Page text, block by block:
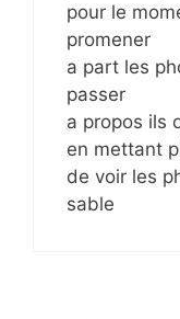
pour le
promener
a part les
passer
a propos ils
en mettant
de voir les
sable